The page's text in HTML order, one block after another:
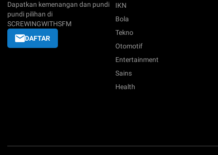
Dapatkan kemenangan dan pundi
pundi pilihan di
SCREWINGWITHSFM
DAFTAR
IKN
Bola
Tekno
Otomotif
Entertainment
Sains
Health